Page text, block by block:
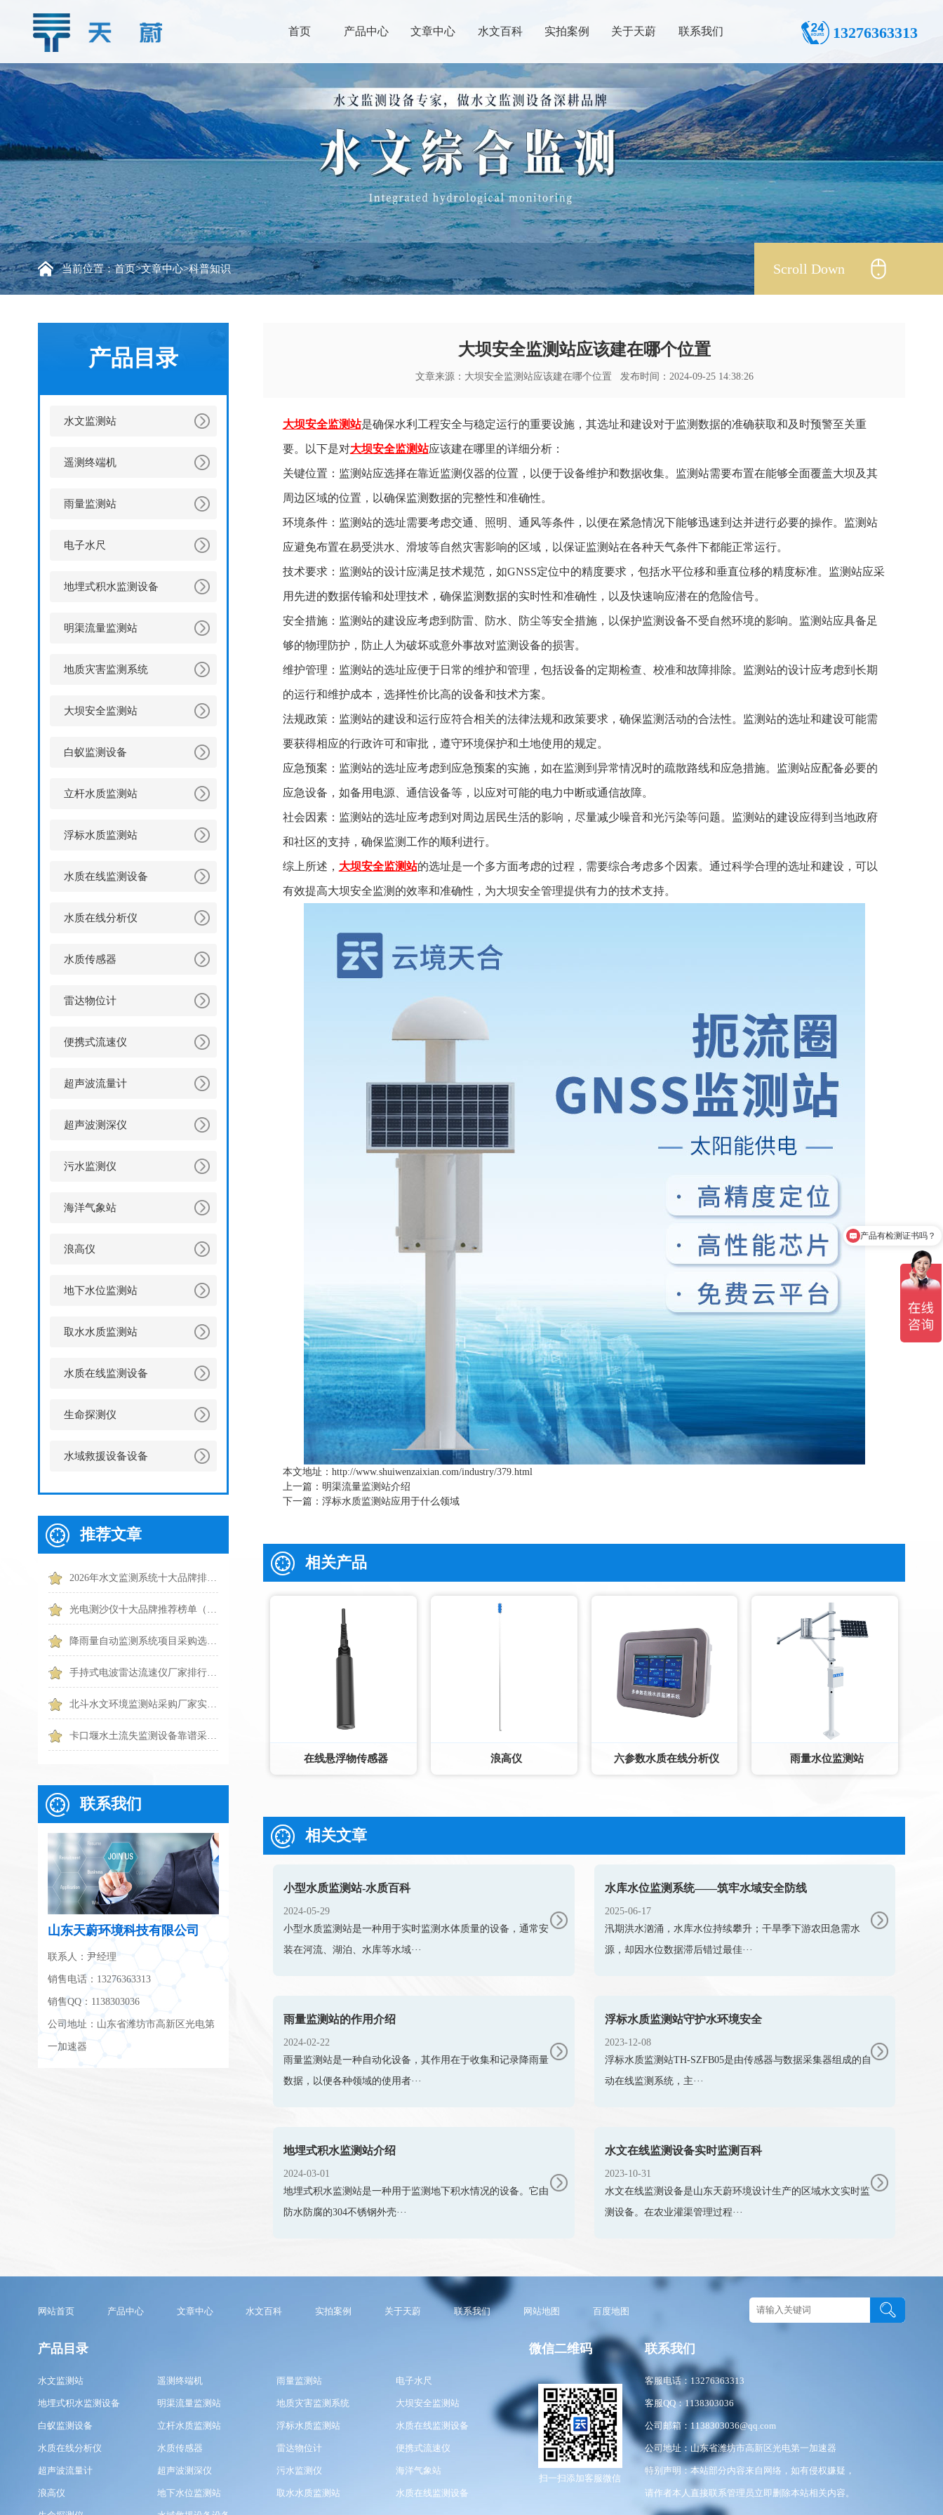
13276363313
首页 产品中心 文章中心 水文百科 实拍案例 关于天蔚 联系我们
当前位置：首页>文章中心>科普知识 Scroll Down
产品目录
水文监测站
遥测终端机
雨量监测站
电子水尺
地埋式积水监测设备
明渠流量监测站
地质灾害监测系统
大坝安全监测站
白蚁监测设备
立杆水质监测站
浮标水质监测站
水质在线监测设备
水质在线分析仪
水质传感器
雷达物位计
便携式流速仪
超声波流量计
超声波测深仪
污水监测仪
海洋气象站
浪高仪
地下水位监测站
取水水质监测站
水质在线监测设备
生命探测仪
水域救援设备设备
推荐文章
2026年水文监测系统十大品牌排行榜（TOP10 权威盘点）
光电测沙仪十大品牌推荐榜单（2026水体泥沙监测优选）
降雨量自动监测系统项目采购选哪一种？6个常见问题一篇搞懂
手持式电波雷达流速仪厂家排行TOP1出炉：触屏便携款专业设备
北斗水文环境监测站采购厂家实力排行｜2026靠谱品牌优选
卡口堰水土流失监测设备靠谱采购推荐：天蔚TW-KKY2
联系我们
山东天蔚环境科技有限公司
联系人：尹经理
销售电话：13276363313
销售QQ：1138303036
公司地址：山东省潍坊市高新区光电第
一加速器
大坝安全监测站应该建在哪个位置
文章来源： 大坝安全监测站应该建在哪个位置 发布时间：2024-09-25 14:38:26
大坝安全监测站是确保水利工程安全与稳定运行的重要设施，其选址和建设对于监测数据的准确获取和及时预警至关重
要。以下是对大坝安全监测站应该建在哪里的详细分析：
关键位置：监测站应选择在靠近监测仪器的位置，以便于设备维护和数据收集。监测站需要布置在能够全面覆盖大坝及其
周边区域的位置，以确保监测数据的完整性和准确性。
环境条件：监测站的选址需要考虑交通、照明、通风等条件，以便在紧急情况下能够迅速到达并进行必要的操作。监测站
应避免布置在易受洪水、滑坡等自然灾害影响的区域，以保证监测站在各种天气条件下都能正常运行。
技术要求：监测站的设计应满足技术规范，如GNSS定位中的精度要求，包括水平位移和垂直位移的精度标准。监测站应采
用先进的数据传输和处理技术，确保监测数据的实时性和准确性，以及快速响应潜在的危险信号。
安全措施：监测站的建设应考虑到防雷、防水、防尘等安全措施，以保护监测设备不受自然环境的影响。监测站应具备足
够的物理防护，防止人为破坏或意外事故对监测设备的损害。
维护管理：监测站的选址应便于日常的维护和管理，包括设备的定期检查、校准和故障排除。监测站的设计应考虑到长期
的运行和维护成本，选择性价比高的设备和技术方案。
法规政策：监测站的建设和运行应符合相关的法律法规和政策要求，确保监测活动的合法性。监测站的选址和建设可能需
要获得相应的行政许可和审批，遵守环境保护和土地使用的规定。
应急预案：监测站的选址应考虑到应急预案的实施，如在监测到异常情况时的疏散路线和应急措施。监测站应配备必要的
应急设备，如备用电源、通信设备等，以应对可能的电力中断或通信故障。
社会因素：监测站的选址应考虑到对周边居民生活的影响，尽量减少噪音和光污染等问题。监测站的建设应得到当地政府
和社区的支持，确保监测工作的顺利进行。
综上所述， 大坝安全监测站的选址是一个多方面考虑的过程，需要综合考虑多个因素。通过科学合理的选址和建设，可以
有效提高大坝安全监测的效率和准确性，为大坝安全管理提供有力的技术支持。
本文地址： http://www.shuiwenzaixian.com/industry/379.html
上一篇： 明渠流量监测站介绍
下一篇： 浮标水质监测站应用于什么领域
相关产品
在线悬浮物传感器 浪高仪 六参数水质在线分析仪 雨量水位监测站
相关文章
小型水质监测站-水质百科
2024-05-29
小型水质监测站是一种用于实时监测水体质量的设备，通常安
装在河流、湖泊、水库等水域···
水库水位监测系统——筑牢水域安全防线
2025-06-17
汛期洪水汹涌，水库水位持续攀升；干旱季下游农田急需水
源，却因水位数据滞后错过最佳···
雨量监测站的作用介绍
2024-02-22
雨量监测站是一种自动化设备，其作用在于收集和记录降雨量
数据，以便各种领域的使用者···
浮标水质监测站守护水环境安全
2023-12-08
浮标水质监测站TH-SZFB05是由传感器与数据采集器组成的自
动在线监测系统，主···
地埋式积水监测站介绍
2024-03-01
地埋式积水监测站是一种用于监测地下积水情况的设备。它由
防水防腐的304不锈钢外壳···
水文在线监测设备实时监测百科
2023-10-31
水文在线监测设备是山东天蔚环境设计生产的区域水文实时监
测设备。在农业灌渠管理过程···
网站首页 产品中心 文章中心 水文百科 实拍案例 关于天蔚 联系我们 网站地图 百度地图
产品目录
水文监测站 遥测终端机 雨量监测站 电子水尺
地埋式积水监测设备 明渠流量监测站 地质灾害监测系统 大坝安全监测站
白蚁监测设备 立杆水质监测站 浮标水质监测站 水质在线监测设备
水质在线分析仪 水质传感器 雷达物位计 便携式流速仪
超声波流量计 超声波测深仪 污水监测仪 海洋气象站
浪高仪 地下水位监测站 取水水质监测站 水质在线监测设备
微信二维码
扫一扫添加客服微信
联系我们
客服电话：13276363313
客服QQ：1138303036
公司邮箱：1138303036@qq.com
公司地址：山东省潍坊市高新区光电第一加速器
特别声明：本站部分内容来自网络，如有侵权嫌疑，
请作者本人直接联系管理员立即删除本站相关内容。
产品有检测证书吗？